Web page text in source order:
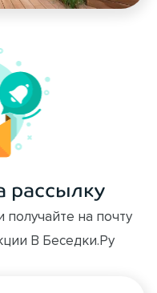
рассылку
на почту
В Беседки.Ру